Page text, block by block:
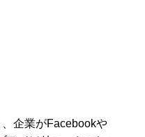
企業がFacebookや